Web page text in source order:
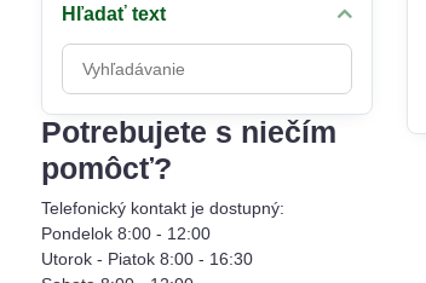
Hľadať text
Prehľadať
výsledky
filtra
fulltextom
Potrebujete s niečím
pomôcť?
Telefonický kontakt je dostupný:
Pondelok 8:00 - 12:00
Utorok - Piatok 8:00 - 16:30